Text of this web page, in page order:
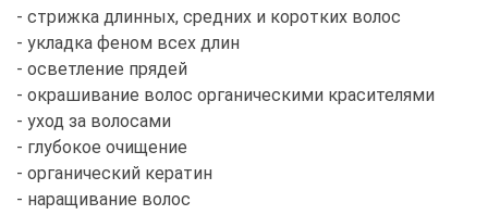
- стрижка длинных, средних и коротких волос
- укладка феном всех длин
- осветление прядей
- окрашивание волос органическими красителями
- уход за волосами
- глубокое очищение
- органический кератин
- наращивание волос